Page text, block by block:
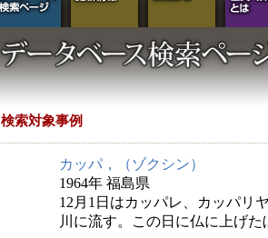
検索対象事例
カッパ，（ゾクシン）
1964年 福島県
12月1日はカッパレ、カッパリ
川に流す。この日に仏に上げ